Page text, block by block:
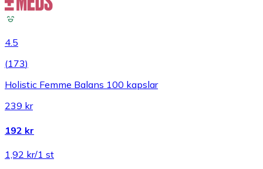
4.5
(173)
Holistic Femme Balans 100 kapslar
239 kr
192 kr
1,92 kr/1 st